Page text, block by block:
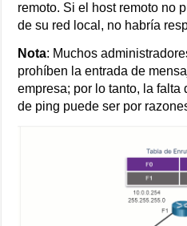
remoto. Si el host remoto no
de su red local, no habría
Nota: Muchos
prohíben la entrada de
empresa; por lo tanto, la falta
de ping puede ser por